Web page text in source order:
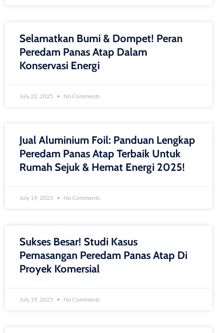
Selamatkan Bumi & Dompet! Peran
Peredam Panas Atap Dalam
Konservasi Energi
July 22, 2025 No Comments
Jual Aluminium Foil: Panduan Lengkap
Peredam Panas Atap Terbaik Untuk
Rumah Sejuk & Hemat Energi 2025!
July 19, 2025 No Comments
Sukses Besar! Studi Kasus
Pemasangan Peredam Panas Atap Di
Proyek Komersial
July 19, 2025 No Comments